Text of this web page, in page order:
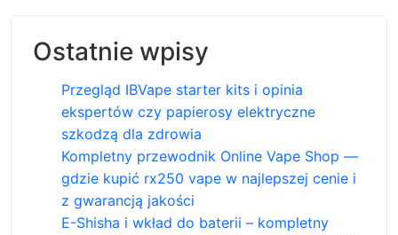
Ostatnie wpisy
Przegląd IBVape starter kits i opinia
ekspertów czy papierosy elektryczne
szkodzą dla zdrowia
Kompletny przewodnik Online Vape Shop —
gdzie kupić rx250 vape w najlepszej cenie i
z gwarancją jakości
E-Shisha i wkład do baterii – kompletny